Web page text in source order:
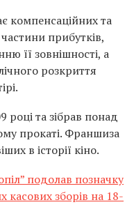
компенсаційних та
прибутків,
її зовнішності, а
розкриття
та зібрав понад
прокаті. Франшиза
в історії кіно.
подолав позначку
касових зборів на 18-